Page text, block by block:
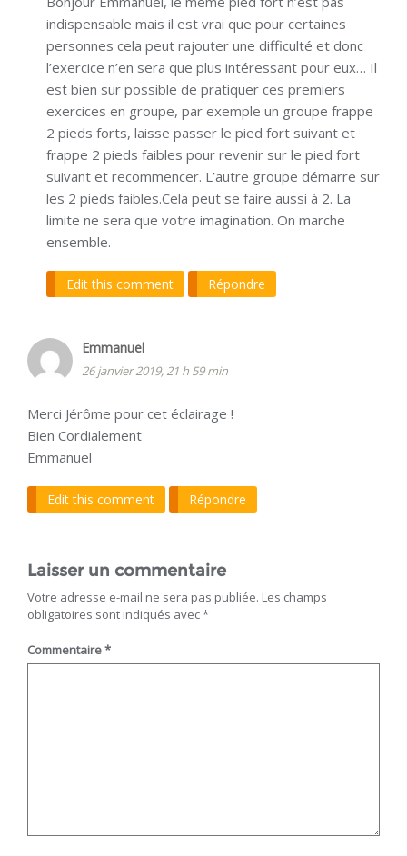
indispensable mais il est vrai que pour certaines
personnes cela peut rajouter une difficulté et donc
l’exercice n’en sera que plus intéressant pour eux… Il
est bien sur possible de pratiquer ces premiers
exercices en groupe, par exemple un groupe frappe
2 pieds forts, laisse passer le pied fort suivant et
frappe 2 pieds faibles pour revenir sur le pied fort
suivant et recommencer. L’autre groupe démarre sur
les 2 pieds faibles.Cela peut se faire aussi à 2. La
limite ne sera que votre imagination. On marche
ensemble.
Edit this comment Répondre
Emmanuel
26 janvier 2019, 21 h 59 min
Merci Jérôme pour cet éclairage !
Bien Cordialement
Emmanuel
Edit this comment Répondre
Laisser un commentaire
Votre adresse e-mail ne sera pas publiée. Les champs
obligatoires sont indiqués avec*
Commentaire*